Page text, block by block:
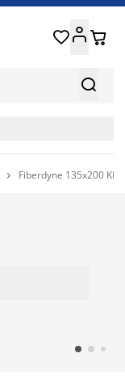

 
 Fiberdyne 135x200